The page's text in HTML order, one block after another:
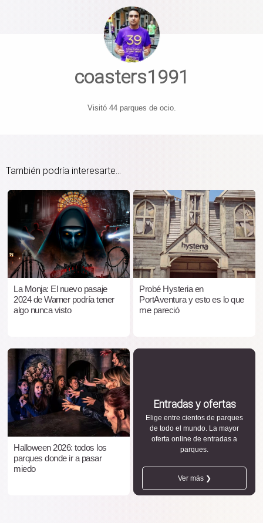
coasters1991
Visitó 44 parques de ocio.
También podría interesarte...
La Monja: El nuevo pasaje
2024 de Warner podría tener
algo nunca visto
Probé Hysteria en
PortAventura y esto es lo que
me pareció
Halloween 2026: todos los
parques donde ir a pasar
miedo
Entradas y ofertas
Elige entre cientos de parques
de todo el mundo. La mayor
oferta online de entradas a
parques.
Ver más ❯